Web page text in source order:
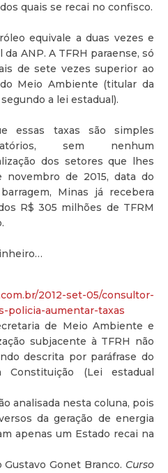
quais se recai no confisco.
equivale a duas vezes e
ANP. A TFRH paraense, só
de sete vezes superior ao
Meio Ambiente (titular da
a lei estadual).
essas taxas são simples
sem nenhum
dos setores que lhes
de 2015, data do
Minas já recebera
R$ 305 milhões de TFRM
2012-set-05/consultor-
policia-aumentar-taxas
de Meio Ambiente e
subjacente à TFRH não
descrita por paráfrase do
(Lei estadual
analisada nesta coluna, pois
da geração de energia
apenas um Estado recai na
Gonet Branco. Curso